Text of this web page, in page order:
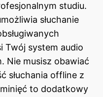
studiu.
słuchanie
Twój system audio
Nie musisz obawiać
słuchania offline z
to dodatkowy